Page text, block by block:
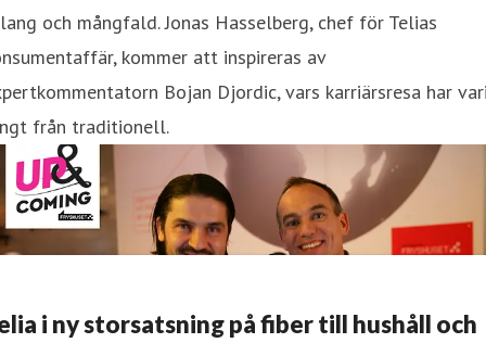
och mångfald. Jonas Hasselberg, chef för Telias
kommer att inspireras av
Bojan Djordic, vars karriärsresa har
från traditionell.
i ny storsatsning på fiber till hushåll och